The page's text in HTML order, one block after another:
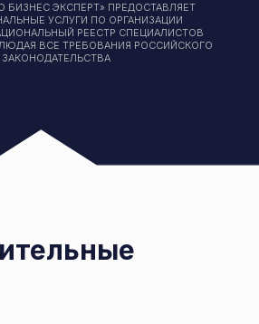
БИЗНЕС ЭКСПЕРТ» ПРЕДОСТАВЛЯЕТ
УСЛУГИ ПО ОРГАНИЗАЦИИ
РЕЕСТР СПЕЦИАЛИСТОВ
ВСЕ ТРЕБОВАНИЯ РОССИЙСКОГО
ЗАКОНОДАТЕЛЬСТВА